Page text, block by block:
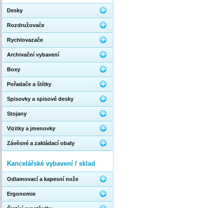
Desky
Rozdružovače
Rychlovazače
Archivační vybavení
Boxy
Pořadače a štítky
Spisovky a spisové desky
Stojany
Vizitky a jmenovky
Závěsné a zakládací obaly
Kancelářské vybavení / sklad
Odlamovací a kapesní nože
Ergonomie